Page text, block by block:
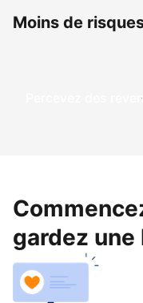
Moins de
Percevez des
gardez une